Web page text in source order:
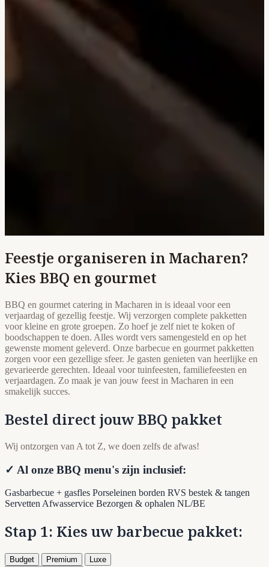
Feestje organiseren in Macharen?
Kies BBQ en gourmet
BBQ en gourmet catering in Macharen in is ideaal voor een
verjaardag of gezellig feestje. Wij verzorgen complete pakketten
voor kleine en grote groepen. Zo hoef je zelf niet te koken of
boodschappen te doen. Alles wordt vers samengesteld en op het
gewenste moment geleverd. Onze barbecue en gourmet pakketten
zorgen voor een gezellige sfeer. Je gasten genieten van heerlijke en
gevarieerde gerechten. Ideaal voor tuinfeesten, familiefeesten en
verjaardagen. Zo maak je van jouw feest in Macharen in een
smakelijk succes.
Bestel direct jouw BBQ pakket
Wij ontzorgen van A tot Z, we doen zelfs de afwas!
✓ Al onze BBQ menu's zijn inclusief:
Gasbarbecue + gasfles Porseleinen borden RVS bestek & tangen
Servetten Afwasservice Bezorgen & ophalen NL/BE
Stap 1: Kies uw barbecue pakket:
Budget Premium
Luxe